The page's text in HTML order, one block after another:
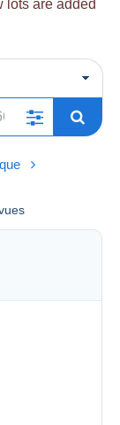
lots are added
all items.